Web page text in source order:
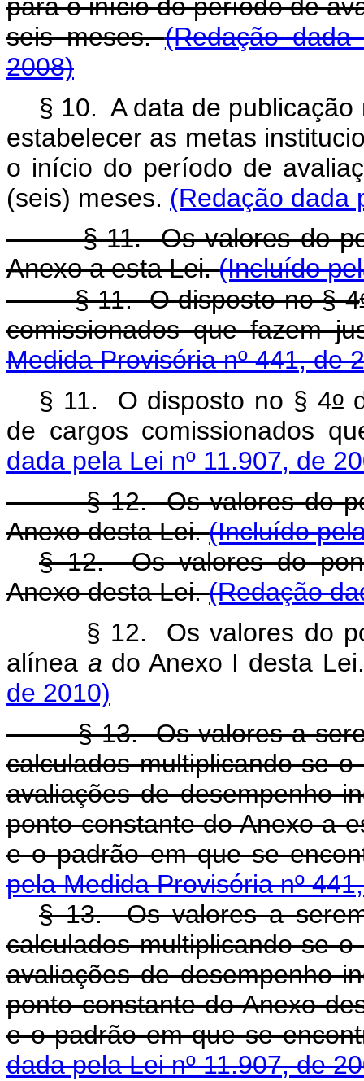
para o início do período de
seis meses.(Redação
2008)
§ 10. A data de
estabelecer as metas
o início do período de
(seis) meses. (Redação dada
§ 11. Os valores do
Anexo a esta Lei.(Incluído
§ 11. O disposto no § 4
comissionados que fazem
Medida Provisória nº 441, de
§ 11. O disposto no § 4o
de cargos comissionados
dada pela Lei nº 11.907, de
§ 12. Os valores do
Anexo desta Lei.(Incluído
§ 12. Os valores do
Anexo desta Lei.(Redação
§ 12. Os valores do
alínea a do Anexo I desta
de 2010)
§ 13. Os valores a serem
calculados multiplicando-se
avaliações de desempenho
ponto constante do Anexo a
e o padrão em que se
pela Medida Provisória nº
§ 13. Os valores a
calculados multiplicando-se
avaliações de desempenho
ponto constante do Anexo
e o padrão em que se
dada pela Lei nº 11.907, de